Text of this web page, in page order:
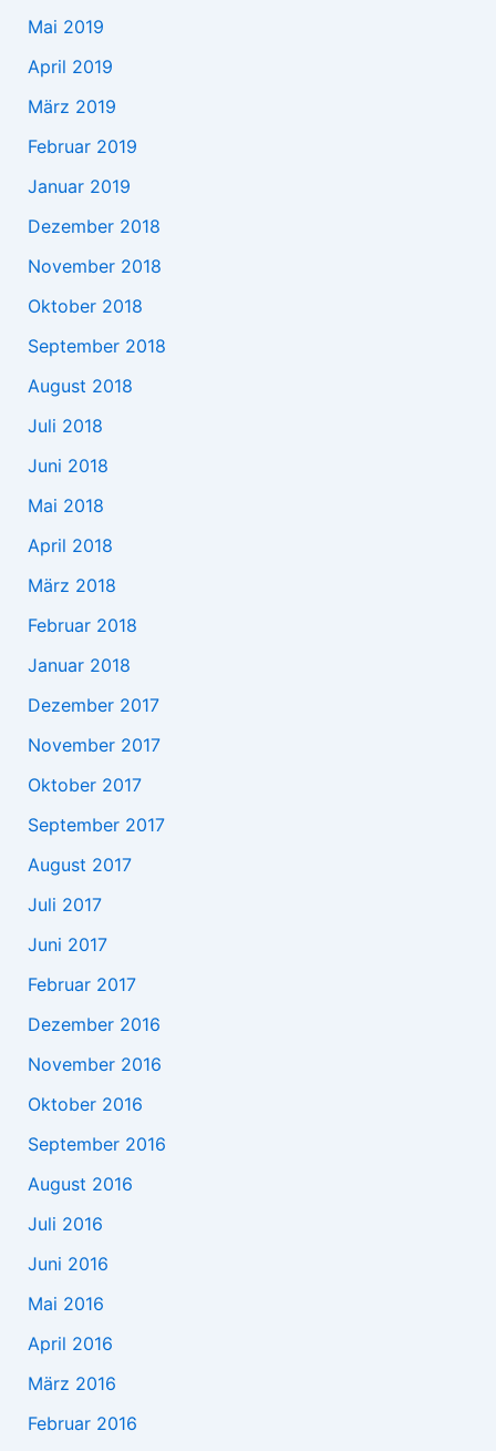
Mai 2019
April 2019
März 2019
Februar 2019
Januar 2019
Dezember 2018
November 2018
Oktober 2018
September 2018
August 2018
Juli 2018
Juni 2018
Mai 2018
April 2018
März 2018
Februar 2018
Januar 2018
Dezember 2017
November 2017
Oktober 2017
September 2017
August 2017
Juli 2017
Juni 2017
Februar 2017
Dezember 2016
November 2016
Oktober 2016
September 2016
August 2016
Juli 2016
Juni 2016
Mai 2016
April 2016
März 2016
Februar 2016